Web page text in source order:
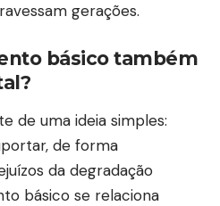
gerações.
básico também
de uma ideia simples:
de forma
da degradação
básico se relaciona